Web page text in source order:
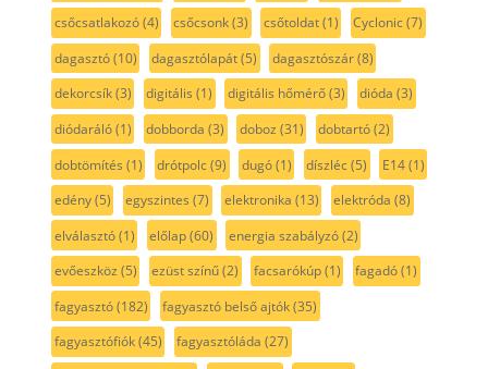
csőcsatlakozó(4) csőcsonk(3) csőtoldat(1) Cyclonic(7)
dagasztó(10) dagasztólapát(5) dagasztószár(8)
dekorcsík(3) digitális (1) digitális hőmérő(3) dióda (3)
diódaráló(1) dobborda (3) doboz (31) dobtartó(2)
dobtömítés (1) drótpolc(9) dugó(1) díszléc(5) E14(1)
edény(5) egyszintes (7) elektronika (13) elektróda (8)
elválasztó(1) előlap(60) energia szabályzó(2)
evőeszköz (5) ezüst színű(2) facsarókúp(1) fagadó(1)
fagyasztó(182) fagyasztó belső ajtók(35)
fagyasztófiók(45) fagyasztóláda (27)